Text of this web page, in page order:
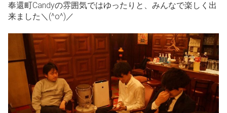
奉還町Candyの雰囲気ではゆったりと、みんなで楽しく出
来ました＼(^o^)／